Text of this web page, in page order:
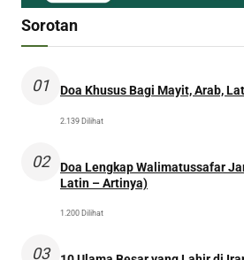
Sorotan
01 Doa Khusus Bagi Mayit, Arab,
2.139 Dilihat
02
Doa Lengkap Walimatussafar
Latin – Artinya)
1.200 Dilihat
03